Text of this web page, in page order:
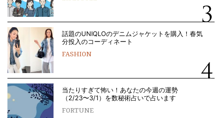
話題のUNIQLOのデニムジャケットを購入！春気
分投入のコーディネート
FASHION
当たりすぎて怖い！あなたの今週の運勢
（2/23〜3/1）を数秘術占いで占います
FORTUNE